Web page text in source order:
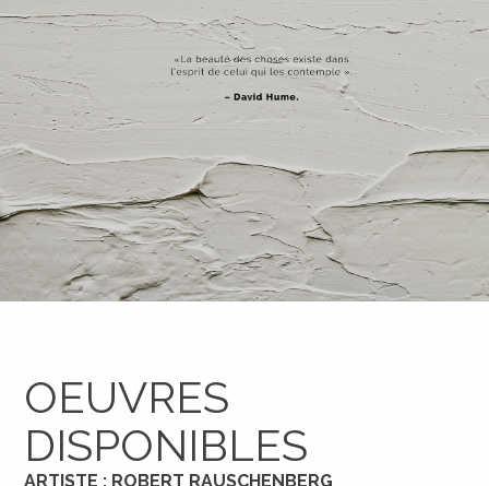
OEUVRES
DISPONIBLES
ARTISTE : ROBERT RAUSCHENBERG